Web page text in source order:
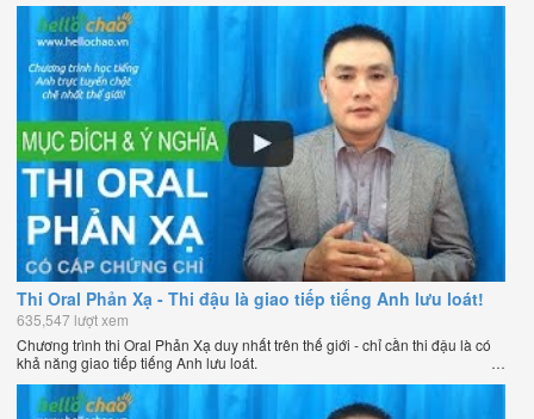
Thi Oral Phản Xạ - Thi đậu là giao tiếp tiếng Anh lưu loát!
635,547 lượt xem
Chương trình thi Oral Phản Xạ duy nhất trên thế giới - chỉ cần thi đậu là có
khả năng giao tiếp tiếng Anh lưu loát.